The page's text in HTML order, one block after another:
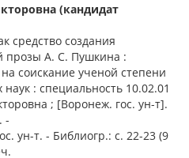
(кандидат
средство создания
прозы А. С. Пушкина :
соискание ученой степени
: специальность 10.02.01
; [Воронеж. гос. ун-т].
-
ун-т. - Библиогр.: с. 22-23 (9